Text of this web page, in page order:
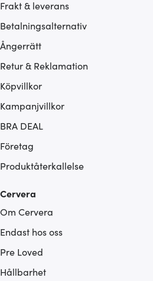
Frakt & leverans
Betalningsalternativ
Ångerrätt
Retur & Reklamation
Köpvillkor
Kampanjvillkor
BRA DEAL
Företag
Produktåterkallelse
Cervera
Om Cervera
Endast hos oss
Pre Loved
Hållbarhet